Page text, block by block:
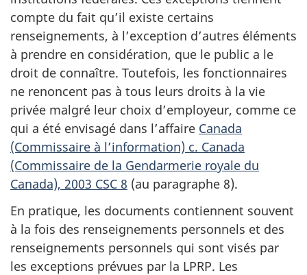
compte du fait qu’il existe certains
renseignements, à l’exception d’autres éléments
à prendre en considération, que le public a le
droit de connaître. Toutefois, les fonctionnaires
ne renoncent pas à tous leurs droits à la vie
privée malgré leur choix d’employeur, comme ce
qui a été envisagé dans l’affaire Canada
(Commissaire à l’information) c. Canada
(Commissaire de la Gendarmerie royale du
Canada), 2003 CSC 8 (au paragraphe 8).
En pratique, les documents contiennent souvent
à la fois des renseignements personnels et des
renseignements personnels qui sont visés par
les exceptions prévues par la LPRP. Les